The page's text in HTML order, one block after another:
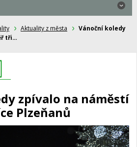
Aktuality z města
Vánoční koledy
tři…
zpívalo na náměstí
Plzeňanů